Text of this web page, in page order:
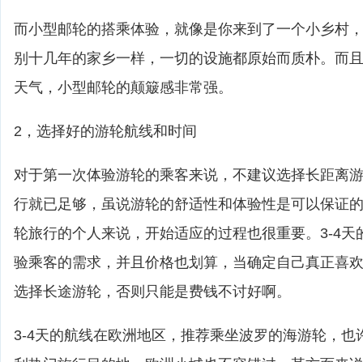
而小型邮轮的搭乘体验，就像是你来到了一个小乡村
别十几年的家乡一样，一切的设施都原始而质朴。而
天气，小型邮轮的颠簸感非常强。
2，选择好的游轮航线和时间
对于第一次体验游轮的乘客来说，不建议选择长距离
行就已足够，虽说游轮的舒适性和体验性是可以保证
轮旅行的个人来说，开始适应的过程也很重要。3-4天
验乘客的需求，并且价格也划算，当确定自己真正喜
选择长途游轮，否则只能是费钱不讨好啊。
3-4天的航线在欧洲地区，推荐乘坐波罗的海游轮，也